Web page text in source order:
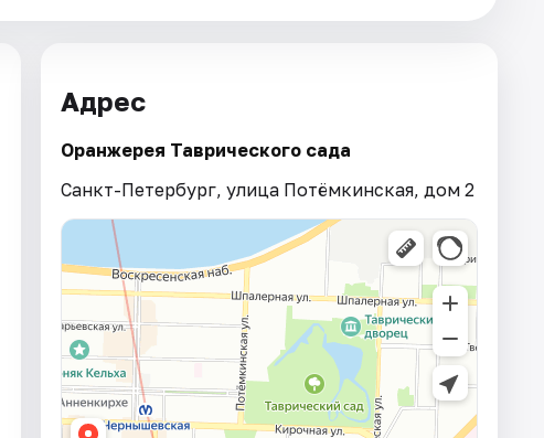
Адрес
Оранжерея Таврического сада
Санкт-Петербург, улица Потёмкинская, дом 2